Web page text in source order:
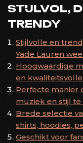
STIJLVOL,
TRENDY
Stijlvolle en
Yade Lauren
Hoogwaardige
en
Perfecte manier
muziek en stijl te
Brede selectie
shirts, hoodies,
Geschikt voor